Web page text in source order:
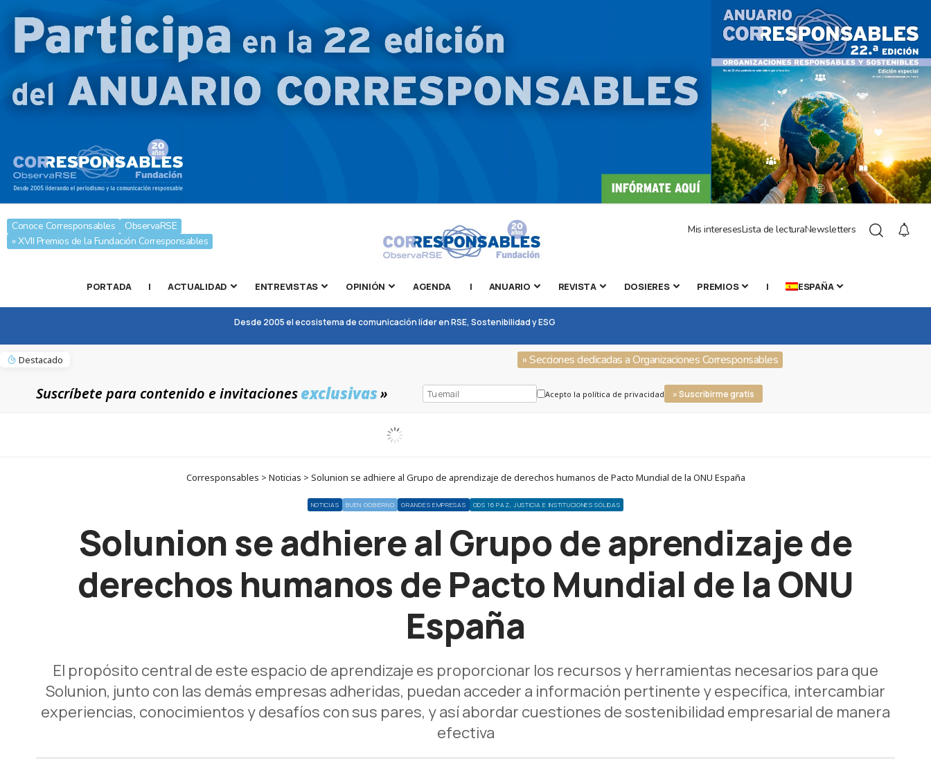
Conoce Corresponsables
ObservaRSE
» XVII Premios de la Fundación Corresponsables
Mis interesesLista de lecturaNewsletters
PORTADA | ACTUALIDAD ENTREVISTAS OPINIÓN AGENDA | ANUARIO REVISTA DOSIERES PREMIOS | ESPAÑA
Desde 2005 el ecosistema de comunicación líder en RSE, Sostenibilidad y ESG
Destacado » Secciones dedicadas a Organizaciones Corresponsables
Suscríbete para contenido e invitacionesexclusivas» Acepto la política de privacidad » Suscribirme gratis
Corresponsables > Noticias > Solunion se adhiere al Grupo de aprendizaje de derechos humanos de Pacto Mundial de la ONU España
NOTICIAS BUEN GOBIERNO GRANDES EMPRESAS ODS 16 PAZ, JUSTICIA E INSTITUCIONES SÓLIDAS
Solunion se adhiere al Grupo de aprendizaje de
derechos humanos de Pacto Mundial de la ONU
España
El propósito central de este espacio de aprendizaje es proporcionar los recursos y herramientas necesarios para que
Solunion, junto con las demás empresas adheridas, puedan acceder a información pertinente y específica, intercambiar
experiencias, conocimientos y desafíos con sus pares, y así abordar cuestiones de sostenibilidad empresarial de manera
efectiva